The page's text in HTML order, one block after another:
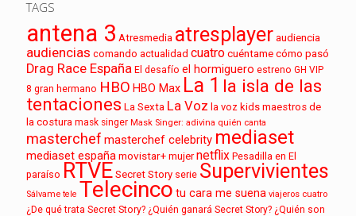
TAGS
antena 3 Atresmedia atresplayeraudiencia
audiencias comando actualidad cuatrocuéntame cómo pasó
Drag Race España El desafío el hormiguero estreno GH VIP
8 gran hermano HBO HBO Max La 1 la isla de las
tentaciones La Sexta La Voz la voz kids maestros de
la costura mask singer Mask Singer: adivina quién canta
masterchef masterchef celebrity mediaset
mediaset españamovistar+ mujer netflix Pesadilla en El
paraíso RTVE Secret Story serie Supervivientes
Sálvame tele Telecinco tu cara me suena viajeros cuatro
¿De qué trata Secret Story? ¿Quién ganará Secret Story? ¿Quién son